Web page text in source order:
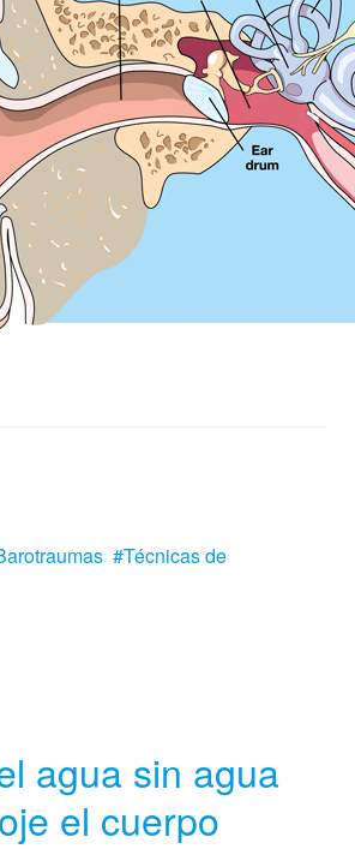
Técnicas de
agua sin agua
el cuerpo